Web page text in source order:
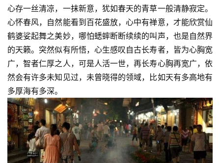
心存一丝清凉，一抹新意，犹如春天的青草一般清静寂定。
心怀春风，自然能看到百花盛放，心中有禅意，才能欣赏仙
鹤婆娑起舞之美妙，哪怕蟋蟀断断续续的叫声，也是自然界
的天籁。突然似有所悟，心生感叹自古长寿者，皆为心胸宽
广，智者仁厚之人，可是人活一世，再长寿心胸再宽广，依
然会有许多未知见过，未曾晓得的领域，比如天有多高地有
多厚海有多深。